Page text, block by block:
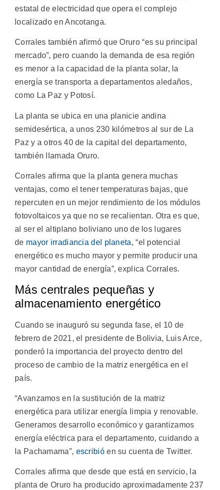
estatal de electricidad que opera el complejo
localizado en Ancotanga.
Corrales también afirmó que Oruro “es su principal
mercado”, pero cuando la demanda de esa región
es menor a la capacidad de la planta solar, la
energía se transporta a departamentos aledaños,
como La Paz y Potosí.
La planta se ubica en una planicie andina
semidesértica, a unos 230 kilómetros al sur de La
Paz y a otros 40 de la capital del departamento,
también llamada Oruro.
Corrales afirma que la planta genera muchas
ventajas, como el tener temperaturas bajas, que
repercuten en un mejor rendimiento de los módulos
fotovoltaicos ya que no se recalientan. Otra es que,
al ser el altiplano boliviano uno de los lugares
de mayor irradiancia del planeta, “el potencial
energético es mucho mayor y permite producir una
mayor cantidad de energía”, explica Corrales.
Más centrales pequeñas y
almacenamiento energético
Cuando se inauguró su segunda fase, el 10 de
febrero de 2021, el presidente de Bolivia, Luis Arce,
ponderó la importancia del proyecto dentro del
proceso de cambio de la matriz energética en el
país.
“Avanzamos en la sustitución de la matriz
energética para utilizar energía limpia y renovable.
Generamos desarrollo económico y garantizamos
energía eléctrica para el departamento, cuidando a
la Pachamama”, escribióen su cuenta de Twitter.
Corrales afirma que desde que está en servicio, la
planta de Oruro ha producido aproximadamente 237